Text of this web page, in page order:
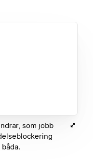
som jobb